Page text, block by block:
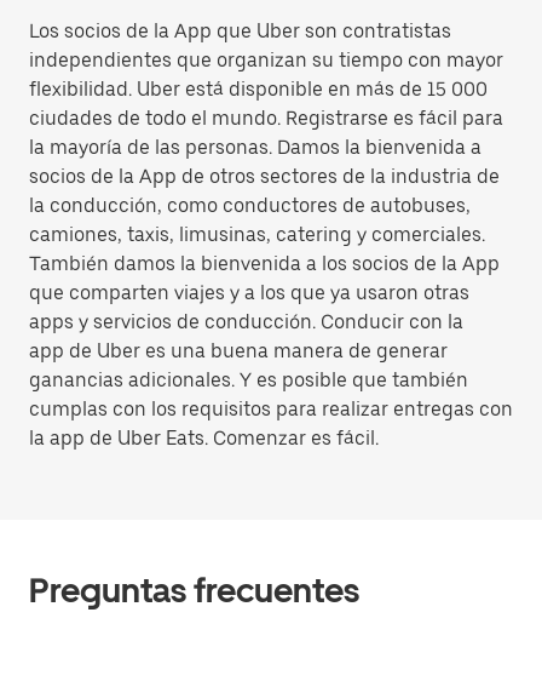
Los socios de la App que Uber son contratistas
independientes que organizan su tiempo con mayor
flexibilidad. Uber está disponible en más de 15 000
ciudades de todo el mundo. Registrarse es fácil para
la mayoría de las personas. Damos la bienvenida a
socios de la App de otros sectores de la industria de
la conducción, como conductores de autobuses,
camiones, taxis, limusinas, catering y comerciales.
También damos la bienvenida a los socios de la App
que comparten viajes y a los que ya usaron otras
apps y servicios de conducción. Conducir con la
app de Uber es una buena manera de generar
ganancias adicionales. Y es posible que también
cumplas con los requisitos para realizar entregas con
la app de Uber Eats. Comenzar es fácil.
Preguntas frecuentes